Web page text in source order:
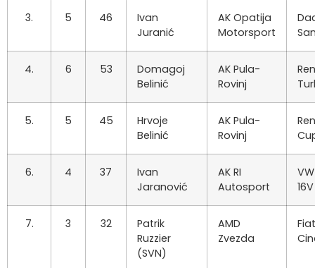
3. 5 46
Ivan
Juranić
AK Opatija
Motorsport
4. 6 53
Domagoj
Belinić
AK Pula-
Rovinj
5. 5 45
Hrvoje
Belinić
AK Pula-
Rovinj
6. 4 37
Ivan
Jaranović
AK RI
Autosport
16V
7. 3 32
Patrik
Ruzzier
(SVN)
AMD
Zvezda
Fiat